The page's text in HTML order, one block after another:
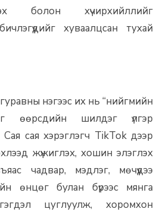
болон хүчирхийллийг
хуваалцсан тухай
гуравны нэгээс их нь “нийгмийн
өөрсдийн шилдэг үлгэр
Сая сая хэрэглэгч TikTok дээр
жүжиглэх, хошин элэглэх
чадвар, мэдлэг, мөчүүдээ
өнцөг булан бүрээс мянга
цуглуулж, хоромхон